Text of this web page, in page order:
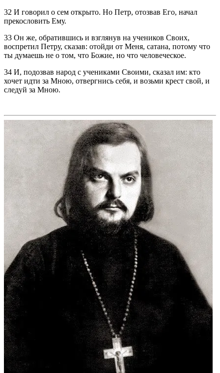
32 И говорил о сем открыто. Но Петр, отозвав Его, начал
прекословить Ему.
33 Он же, обратившись и взглянув на учеников Своих,
воспретил Петру, сказав: отойди от Меня, сатана, потому что
ты думаешь не о том, что Божие, но что человеческое.
34 И, подозвав народ с учениками Своими, сказал им: кто
хочет идти за Мною, отвергнись себя, и возьми крест свой, и
следуй за Мною.